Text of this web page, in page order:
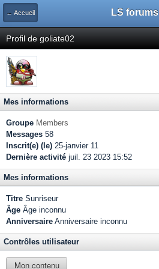
← Accueil LS forums
Profil de goliate02
Mes informations
Groupe Members
Messages 58
Inscrit(e) (le) 25-janvier 11
Dernière activité juil. 23 2023 15:52
Mes informations
Titre Sunriseur
Âge Âge inconnu
Anniversaire Anniversaire inconnu
Contrôles utilisateur
Mon contenu